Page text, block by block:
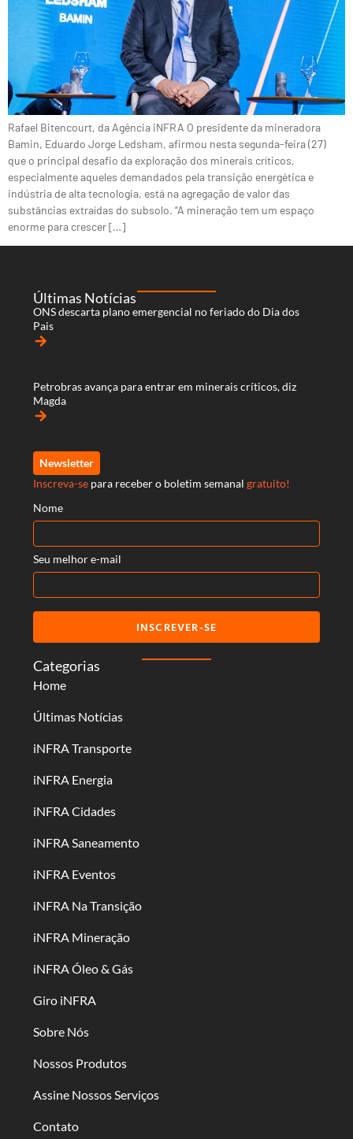
Rafael Bitencourt, da Agência iNFRA O presidente da mineradora
Bamin, Eduardo Jorge Ledsham, afirmou nesta segunda-feira (27)
que o principal desafio da exploração dos minerais críticos,
especialmente aqueles demandados pela transição energética e
indústria de alta tecnologia, está na agregação de valor das
substâncias extraídas do subsolo. “A mineração tem um espaço
enorme para crescer […]
Categorias
Home
Últimas Notícias
iNFRA Transporte
iNFRA Energia
iNFRA Cidades
iNFRA Saneamento
iNFRA Eventos
iNFRA Na Transição
iNFRA Mineração
iNFRA Óleo & Gás
Giro iNFRA
Sobre Nós
Nossos Produtos
Assine Nossos Serviços
Contato
Últimas Notícias
ONS descarta plano emergencial no feriado do Dia dos
Pais
arrow_forward
Petrobras avança para entrar em minerais críticos, diz
Magda
arrow_forward
Newsletter
Inscreva-se para receber o boletim semanal gratuito!
Nome
Seu melhor e-mail
INSCREVER-SE